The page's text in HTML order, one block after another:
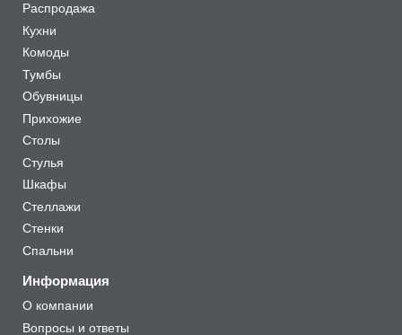
Распродажа
Кухни
Комоды
Тумбы
Обувницы
Прихожие
Столы
Стулья
Шкафы
Стеллажи
Стенки
Спальни
Информация
О компании
Вопросы и ответы